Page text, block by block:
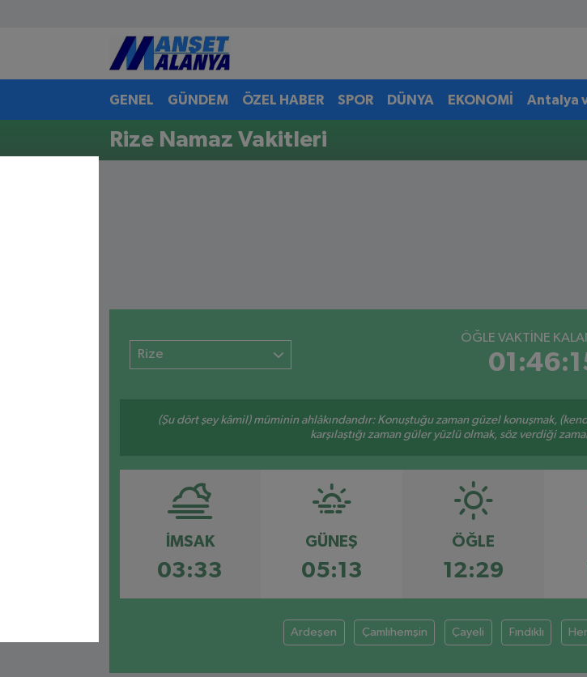
GENEL GÜNDEM ÖZEL HABER SPOR DÜNYA EKONOMİ Antalya
Rize Namaz Vakitleri
Rize
ÖĞLE VAKTİNE
(Şu dört şey kâmil) müminin ahlâkındandır: Konuştuğu zaman güzel konuşmak,
karşılaştığı zaman güler yüzlü olmak, söz verdiği
İMSAK
03:33
GÜNEŞ
05:13
ÖĞLE
12:29
Ardeşen Çamlıhemşin Çayeli Fındıklı
Antalya Nöbetçi Eczaneler
Antalya Hava Durumu
Antalya Namaz Vakitleri
Son Dakika Haberleri